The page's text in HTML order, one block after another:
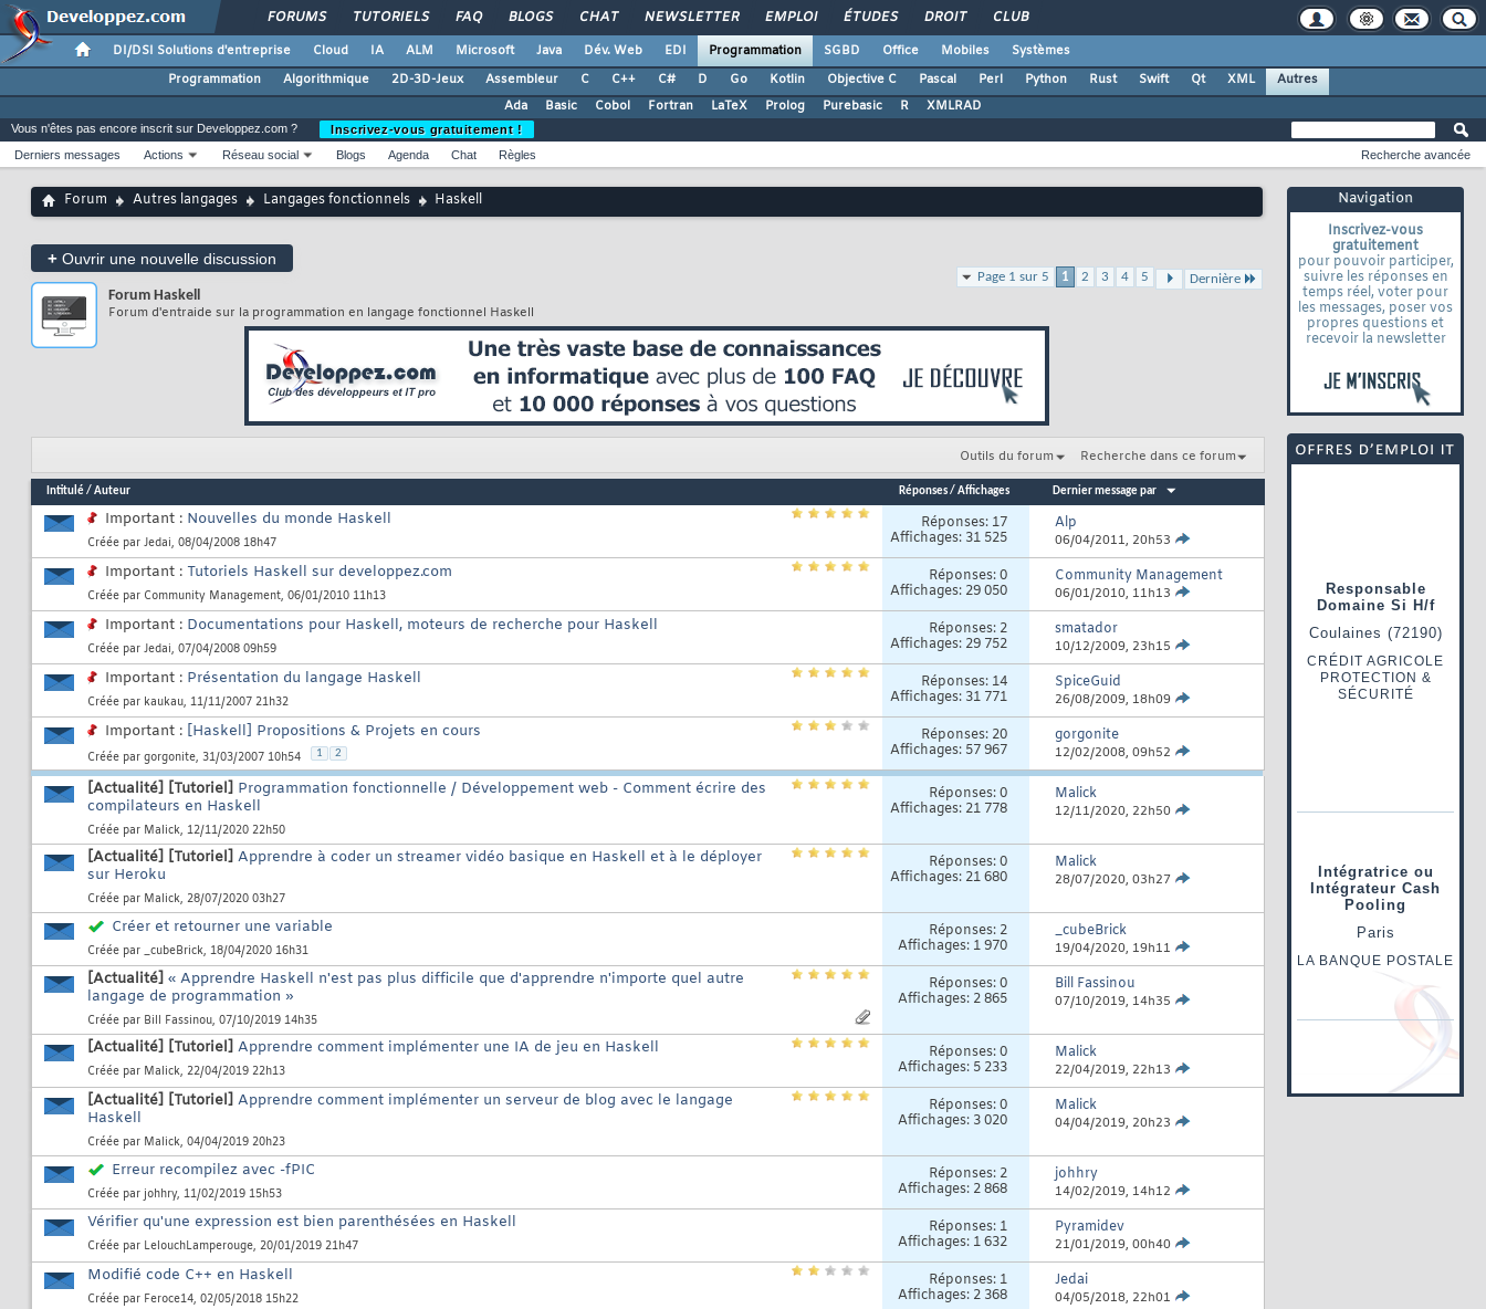
FORUMS TUTORIELS FAQ BLOGS CHAT NEWSLETTER EMPLOI ÉTUDES DROIT CLUB
DI/DSI Solutions d'entreprise Cloud IA ALM Microsoft Java Dév. Web EDI Programmation SGBD Office Mobiles
Systèmes
Programmation
Algorithmique 2D-3D-Jeux Assembleur C C++ C# D Go Kotlin Objective C Pascal Perl Python Rust Swift Qt XML
Autres
Ada
Basic Cobol Fortran LaTeX Prolog Purebasic R XMLRAD
Vous n'êtes pas encore inscrit sur Developpez.com ?
Inscrivez-vous gratuitement !
Derniers messages
Actions Réseau social Blogs Agenda Chat Règles Recherche avancée
Forum Autres langages Langages fonctionnels Haskell Navigation
Inscrivez-vous
gratuitement
pour pouvoir participer,
suivre les réponses en
temps réel, voter pour
les messages, poser vos
propres questions et
recevoir la newsletter
+ Ouvrir une nouvelle discussion
Page 1 sur 5 1 2 3 4 5 Dernière
Forum Haskell
Forum d'entraide sur la programmation en langage fonctionnel Haskell
Outils du forum Recherche dans ce forum
Intitulé/ Auteur Réponses/ Affichages Dernier message par
Important : Nouvelles du monde Haskell
Créée par Jedai, 08/04/2008 18h47
Réponses: 17
Affichages: 31 525
Alp
06/04/2011, 20h53
Important : Tutoriels Haskell sur developpez.com
Créée par Community Management, 06/01/2010 11h13
Réponses:0
Affichages: 29 050
Community Management
06/01/2010, 11h13
Important : Documentations pour Haskell, moteurs de recherche pour Haskell
Créée par Jedai, 07/04/2008 09h59
Réponses: 2
Affichages: 29 752
smatador
10/12/2009, 23h15
Important : Présentation du langage Haskell
Créée par kaukau, 11/11/2007 21h32
Réponses: 14
Affichages: 31 771
SpiceGuid
26/08/2009, 18h09
Important : [Haskell] Propositions & Projets en cours
Créée par gorgonite, 31/03/2007 10h54 1 2
Réponses: 20
Affichages: 57 967
gorgonite
12/02/2008, 09h52
[Actualité] [Tutoriel] Programmation fonctionnelle / Développement web - Comment écrire des
compilateurs en Haskell
Créée par Malick, 12/11/2020 22h50
Réponses:0
Affichages: 21 778
Malick
12/11/2020, 22h50
[Actualité] [Tutoriel] Apprendre à coder un streamer vidéo basique en Haskell et à le déployer
sur Heroku
Créée par Malick, 28/07/2020 03h27
Réponses:0
Affichages: 21 680
Malick
28/07/2020, 03h27
Créer et retourner une variable
Créée par _cubeBrick, 18/04/2020 16h31
Réponses: 2
Affichages: 1 970
_cubeBrick
19/04/2020, 19h11
[Actualité] « Apprendre Haskell n'est pas plus difficile que d'apprendre n'importe quel autre
langage de programmation »
Créée par Bill Fassinou, 07/10/2019 14h35
Réponses:0
Affichages: 2 865
Bill Fassinou
07/10/2019, 14h35
[Actualité] [Tutoriel] Apprendre comment implémenter une IA de jeu en Haskell
Créée par Malick, 22/04/2019 22h13
Réponses:0
Affichages: 5 233
Malick
22/04/2019, 22h13
[Actualité] [Tutoriel] Apprendre comment implémenter un serveur de blog avec le langage
Haskell
Créée par Malick, 04/04/2019 20h23
Réponses:0
Affichages: 3 020
Malick
04/04/2019, 20h23
Erreur recompilez avec -fPIC
Créée par johhry, 11/02/2019 15h53
Réponses: 2
Affichages: 2 868
johhry
14/02/2019, 14h12
Vérifier qu'une expression est bien parenthésées en Haskell
Créée par LelouchLamperouge, 20/01/2019 21h47
Réponses: 1
Affichages: 1 632
Pyramidev
21/01/2019, 00h40
Modifié code C++ en Haskell
Créée par Feroce14, 02/05/2018 15h22
Réponses: 1
Affichages: 2 368
Jedai
04/05/2018, 22h01